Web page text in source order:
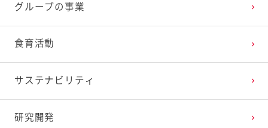
グループの事業
食育活動
サステナビリティ
研究開発